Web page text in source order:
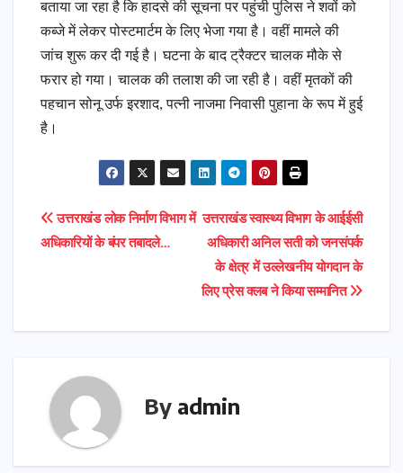
बताया जा रहा है कि हादसे की सूचना पर पहुंची पुलिस ने शवों को
कब्जे में लेकर पोस्टमार्टम के लिए भेजा गया है। वहीं मामले की
जांच शुरू कर दी गई है। घटना के बाद ट्रैक्टर चालक मौके से
फरार हो गया। चालक की तलाश की जा रही है। वहीं मृतकों की
पहचान सोनू उर्फ इरशाद, पत्नी नाजमा निवासी पुहाना के रूप में हुई
है।
Post
उत्तराखंड स्वास्थ्य विभाग के आईईसी
अधिकारी अनिल सती को जनसंपर्क
के क्षेत्र में उल्लेखनीय योगदान के
लिए प्रेस क्लब ने किया सम्मानित
उत्तराखंड लोक निर्माण विभाग में
अधिकारियों के बंपर तबादले…
By admin